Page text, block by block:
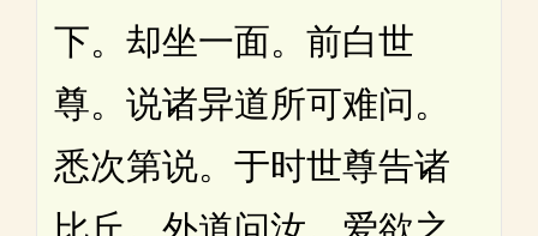
下。却坐一面。前白世
尊。说诸异道所可难问。
悉次第说。于时世尊告诸
比丘。外道问汝。爱欲之